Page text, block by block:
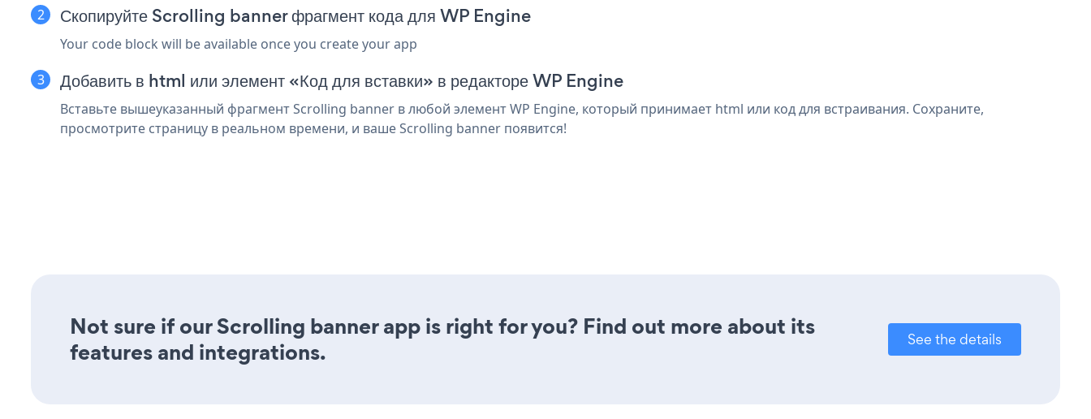
Скопируйте Scrolling banner фрагмент кода для WP Engine
Your code block will be available once you create your app
Добавить в html или элемент «Код для вставки» в редакторе WP Engine
Вставьте вышеуказанный фрагмент Scrolling banner в любой элемент WP Engine, который принимает html или код для встраивания. Сохраните,
просмотрите страницу в реальном времени, и ваше Scrolling banner появится!
Not sure if our Scrolling banner app is right for you? Find out more about its
features and integrations.
See the details